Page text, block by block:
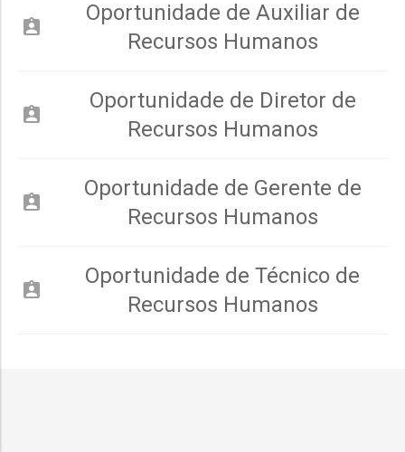
assignment_ind
Oportunidade de Auxiliar de
Recursos Humanos
assignment_ind
Oportunidade de Diretor de
Recursos Humanos
assignment_ind
Oportunidade de Gerente de
Recursos Humanos
assignment_ind
Oportunidade de Técnico de
Recursos Humanos